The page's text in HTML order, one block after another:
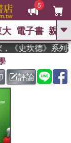
5
GO
父親節 、 如果歷
推薦 、 國際布克
孩：黎曼猜想
電子書 親子
《史坎德》系列
評論